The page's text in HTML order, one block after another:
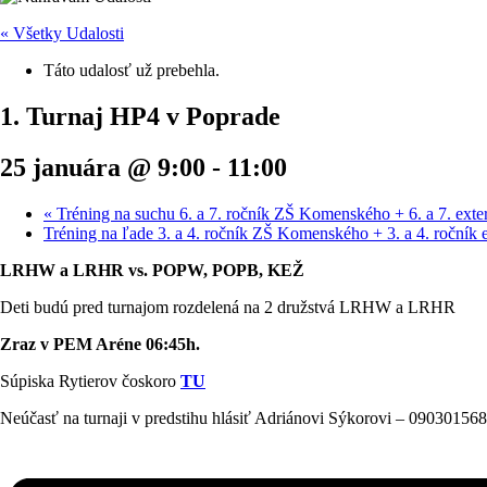
« Všetky Udalosti
Táto udalosť už prebehla.
1. Turnaj HP4 v Poprade
25 januára @ 9:00 - 11:00
« Tréning na suchu 6. a 7. ročník ZŠ Komenského + 6. a 7.
Tréning na ľade 3. a 4. ročník ZŠ Komenského + 3. a 4. ročník
LRHW a LRHR vs. POPW, POPB, KEŽ
Deti budú pred turnajom rozdelená na 2 družstvá LRHW a LRHR
Zraz v PEM Aréne 06:45h.
Súpiska Rytierov čoskoro TU
Neúčasť na turnaji v predstihu hlásiť Adriánovi Sýkorovi –